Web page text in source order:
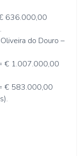
636.000,00
do Douro –
€ 1.007.000,00
€ 583.000,00